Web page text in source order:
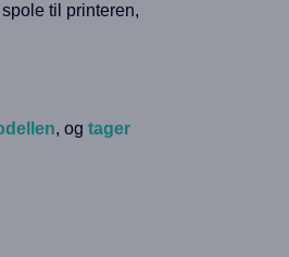
til printeren,
, og tager